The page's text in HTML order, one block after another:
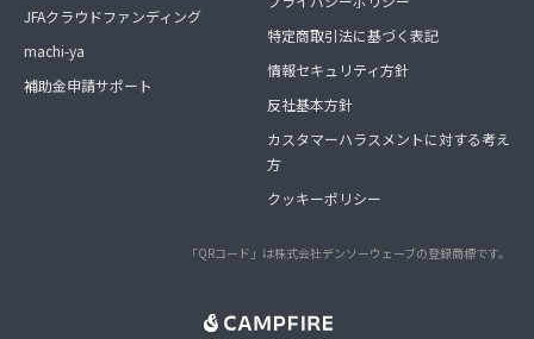
JFAクラウドファンディング
machi-ya
補助金申請サポート
特定商取引法に基づく表記
情報セキュリティ方針
反社基本方針
カスタマーハラスメントに対する考え
方
クッキーポリシー
「QRコード」は株式会社デンソーウェーブの登録商標です。